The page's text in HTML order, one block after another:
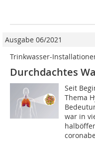
Ausgabe 06/2021
Trinkwasser-
Durchdachtes
Seit
Thema
war in